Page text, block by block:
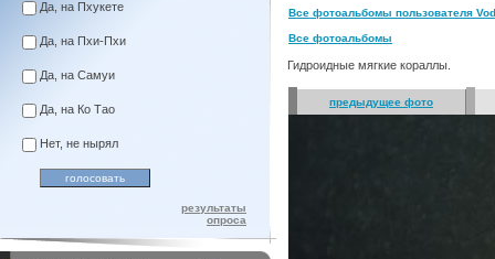
Да, на Пхукете
Да, на Пхи-Пхи
Да, на Самуи
Да, на Ко Тао
Нет, не нырял
результаты
опроса
Все фотоальбомы пользователя
Все фотоальбомы
Гидроидные мягкие кораллы.
предыдущее фото